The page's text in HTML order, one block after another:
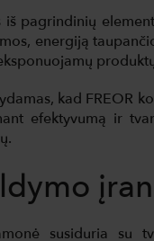
pagrindinių
energiją
kad FREOR
efektyvumą ir
susiduria su